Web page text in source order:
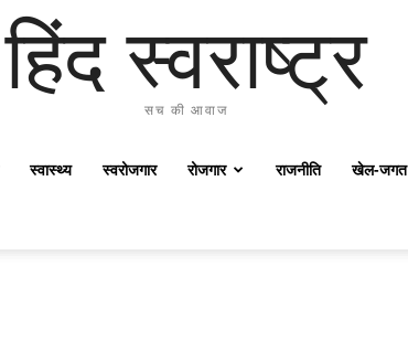
हिंद स्वराष्ट्र
सच की आवाज
स्वास्थ्य स्वरोजगार रोजगार राजनीति खेल-जगत